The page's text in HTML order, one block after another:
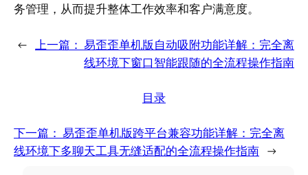
务管理，从而提升整体工作效率和客户满意度。
← 上一篇： 易歪歪单机版自动吸附功能详解：完全离
线环境下窗口智能跟随的全流程操作指南
目录
下一篇： 易歪歪单机版跨平台兼容功能详解：完全离
线环境下多聊天工具无缝适配的全流程操作指南 →